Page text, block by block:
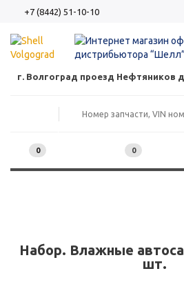
+7 (8442) 51-10-10
г. Волгоград проезд Нефтяников
0 0
Набор. Влажные
шт.